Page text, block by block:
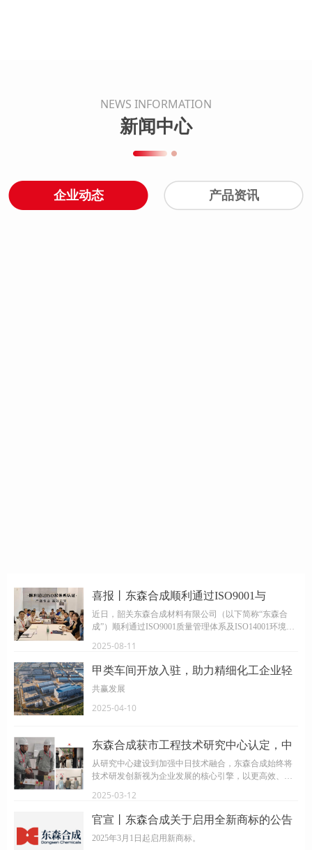
NEWS INFORMATION
新闻中心
企业动态 产品资讯
喜报丨东森合成顺利通过ISO9001与
ISO14001双体系认证
近日，韶关东森合成材料有限公司（以下简称“东森合
成”）顺利通过ISO9001质量管理体系及ISO14001环境管
域，建立起符合国际标准的质量管理和环境管理体系，
规范化运营、产品品质保障及绿色可持续发展方面得到
权威认可。
2025-08-11
甲类车间开放入驻，助力精细化工企业轻
资产运营
共赢发展
2025-04-10
东森合成获市工程技术研究中心认定，中
日工程师合力技术再攻坚
从研究中心建设到加强中日技术融合，东森合成始终将
技术研发创新视为企业发展的核心引擎，以更高效、更
2025-03-12
官宣丨东森合成关于启用全新商标的公告
2025年3月1日起启用新商标。